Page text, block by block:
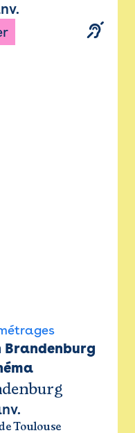
Brandenburg
Toulouse